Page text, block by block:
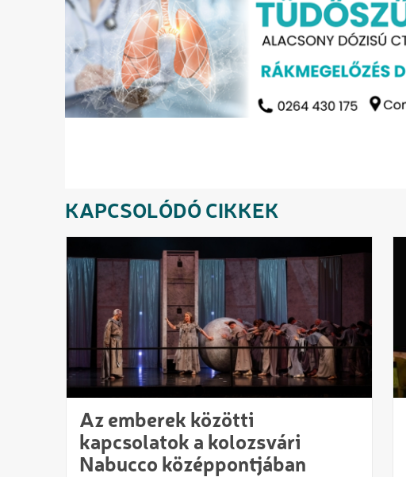
KAPCSOLÓDÓ CIKKEK
Az emberek közötti
kapcsolatok a kolozsvári
Nabucco középpontjában